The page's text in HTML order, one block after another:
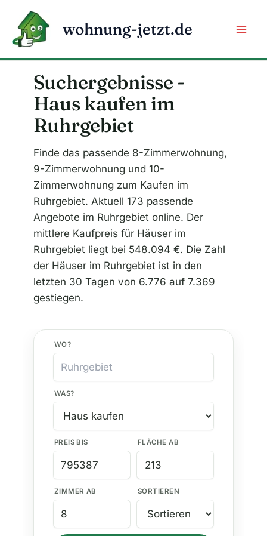
Inhalt
springen
wohnung-jetzt.de
Suchergebnisse -
Haus kaufen im
Ruhrgebiet
Finde das passende 8-Zimmerwohnung,
9-Zimmerwohnung und 10-
Zimmerwohnung zum Kaufen im
Ruhrgebiet. Aktuell 173 passende
Angebote im Ruhrgebiet online. Der
mittlere Kaufpreis für Häuser im
Ruhrgebiet liegt bei 548.094 €. Die Zahl
der Häuser im Ruhrgebiet ist in den
letzten 30 Tagen von 6.776 auf 7.369
gestiegen.
WO?
WAS?
PREIS BIS FLÄCHE AB
ZIMMER AB SORTIEREN